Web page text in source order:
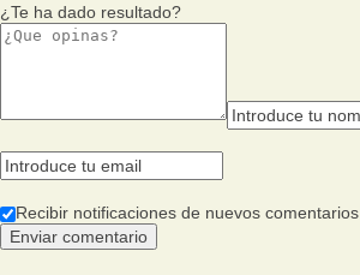
¿Te ha dado resultado?
Recibir notificaciones de nuevos comentarios